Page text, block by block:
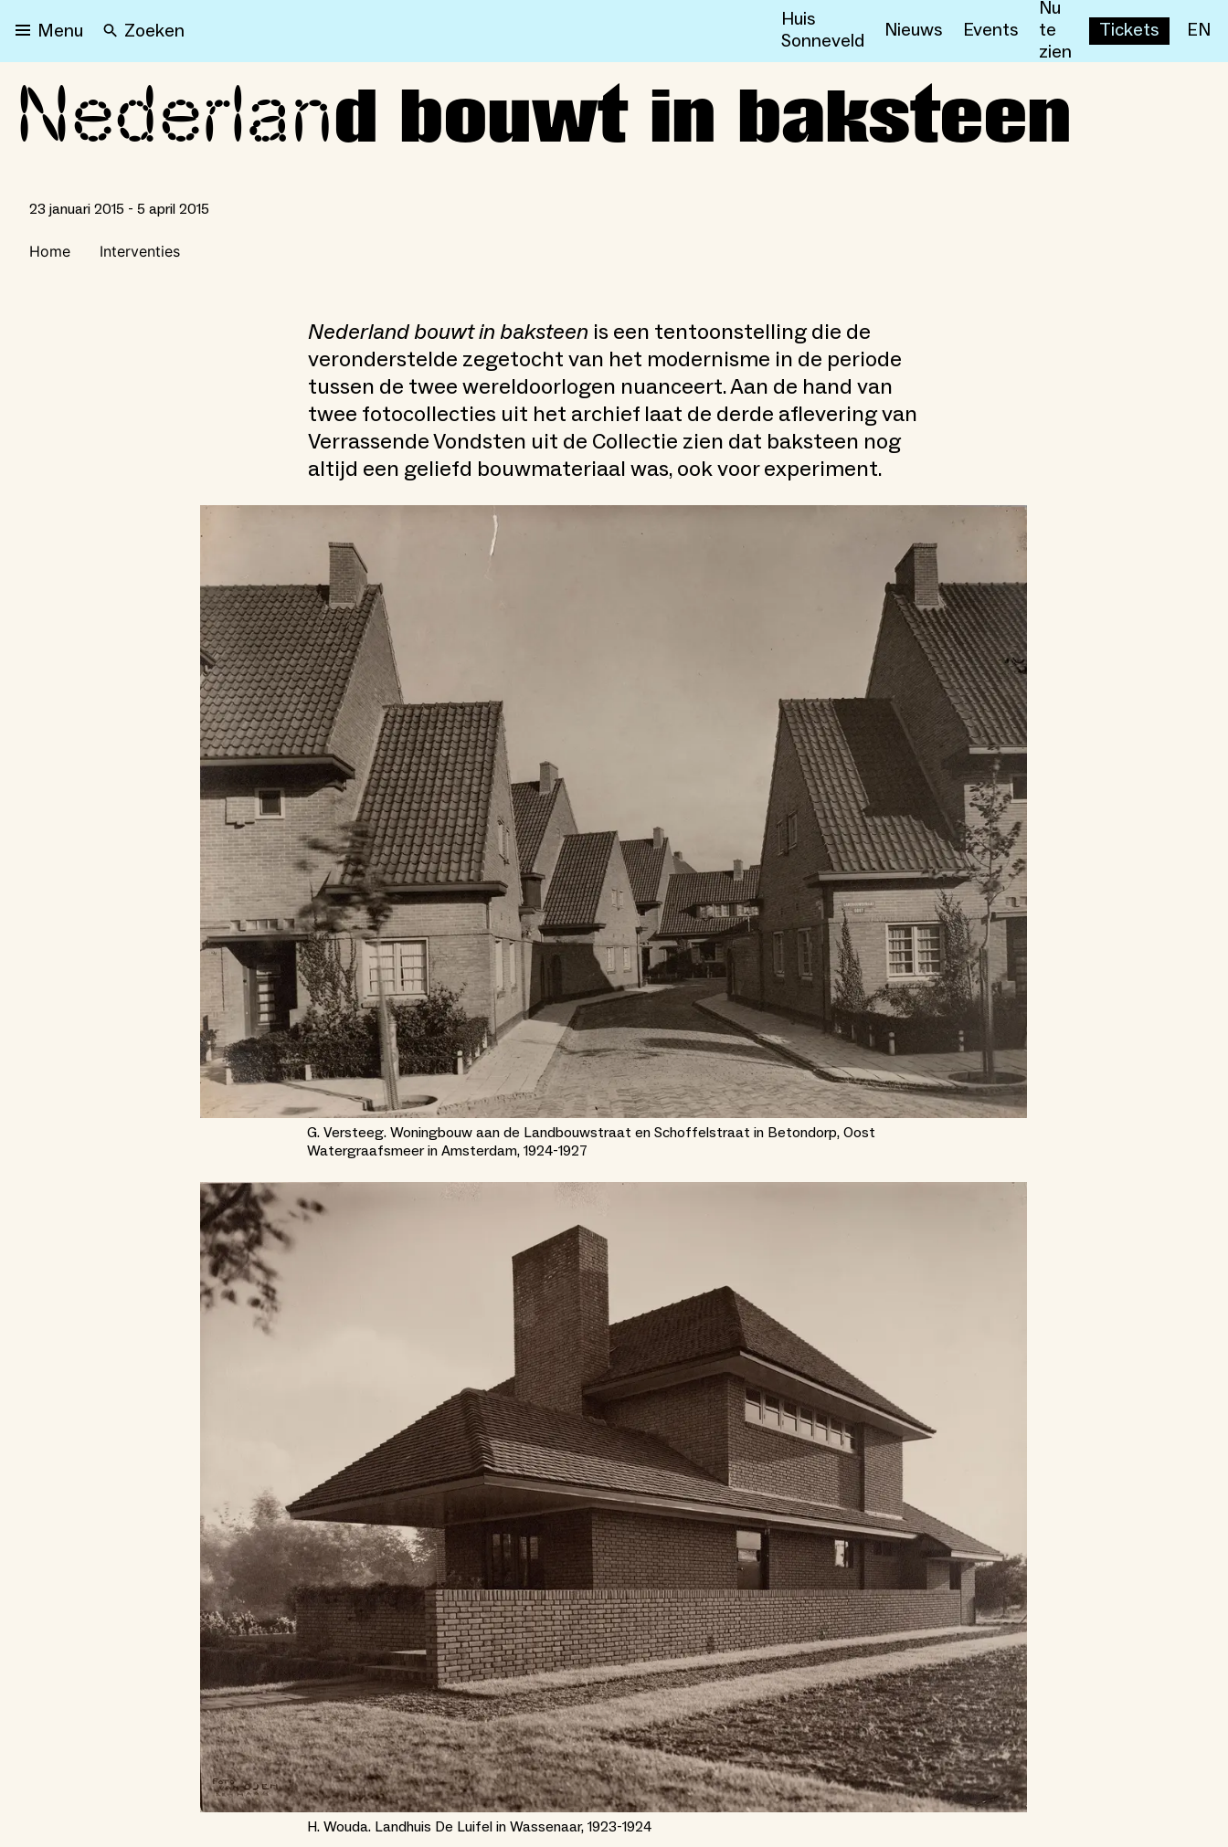
Menu Zoeken
Huis
Sonneveld
Nieuws Events
Nu
te
zien
Tickets EN
Nederland bouwt in baksteen
Nederland bouwt in baksteen
23 januari 2015 - 5 april 2015
Home Interventies
Nederland bouwt in baksteen is een tentoonstelling die de
veronderstelde zegetocht van het modernisme in de periode
tussen de twee wereldoorlogen nuanceert. Aan de hand van
twee fotocollecties uit het archief laat de derde aflevering van
Verrassende Vondsten uit de Collectie zien dat baksteen nog
altijd een geliefd bouwmateriaal was, ook voor experiment.
G. Versteeg. Woningbouw aan de Landbouwstraat en Schoffelstraat in Betondorp, Oost
Watergraafsmeer in Amsterdam, 1924-1927
H. Wouda. Landhuis De Luifel in Wassenaar, 1923-1924